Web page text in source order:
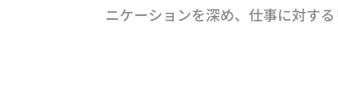
ニケーションを深め、仕事に対す